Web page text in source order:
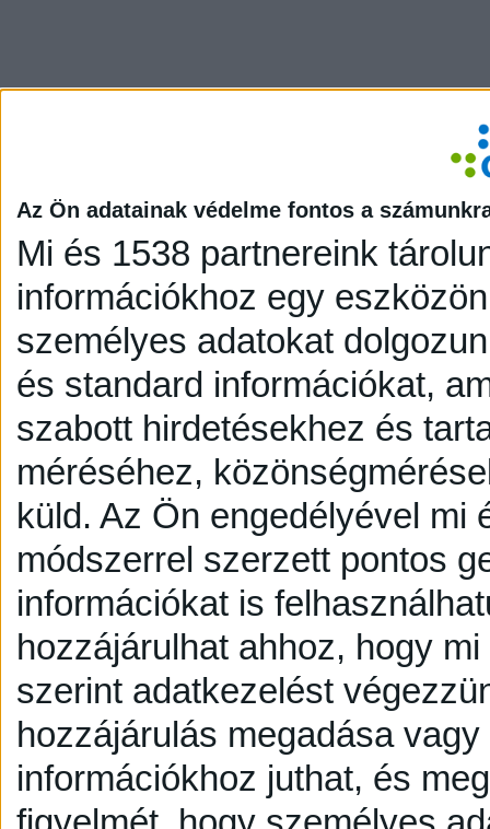
Az Ön adatainak védelme fontos a
Mi és 1538 partnereink
információkhoz egy
személyes adatokat
és standard információkat,
szabott hirdetésekhez és
méréséhez,
küld. Az Ön engedélyével mi
módszerrel szerzett pontos
információkat is
hozzájárulhat ahhoz, hogy
szerint adatkezelést
hozzájárulás megadása
információkhoz juthat, és